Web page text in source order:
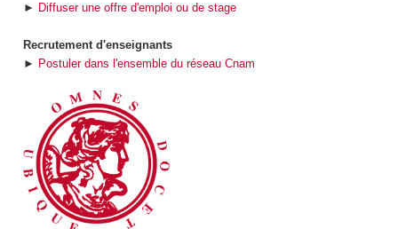
► Diffuser une offre d'emploi ou de stage
Recrutement d'enseignants
► Postuler dans l'ensemble du réseau Cnam